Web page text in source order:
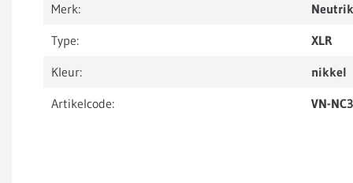
Merk:
Neutrik
Type:
XLR
Kleur:
nikkel
Artikelcode:
VN-